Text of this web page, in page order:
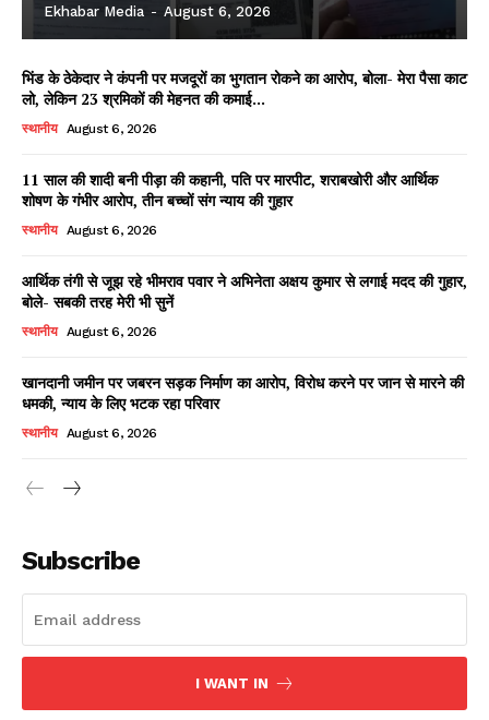
Ekhabar Media - August 6, 2026
भिंड के ठेकेदार ने कंपनी पर मजदूरों का भुगतान रोकने का आरोप, बोला- मेरा पैसा काट
लो, लेकिन 23 श्रमिकों की मेहनत की कमाई...
स्थानीय August 6, 2026
11 साल की शादी बनी पीड़ा की कहानी, पति पर मारपीट, शराबखोरी और आर्थिक
शोषण के गंभीर आरोप, तीन बच्चों संग न्याय की गुहार
स्थानीय August 6, 2026
आर्थिक तंगी से जूझ रहे भीमराव पवार ने अभिनेता अक्षय कुमार से लगाई मदद की गुहार,
बोले- सबकी तरह मेरी भी सुनें
स्थानीय August 6, 2026
खानदानी जमीन पर जबरन सड़क निर्माण का आरोप, विरोध करने पर जान से मारने की
धमकी, न्याय के लिए भटक रहा परिवार
स्थानीय August 6, 2026
Subscribe
I WANT IN